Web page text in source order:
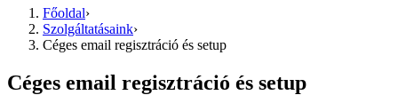
Főoldal›
Szolgáltatásaink›
Céges email regisztráció és setup
Céges email regisztráció és setup